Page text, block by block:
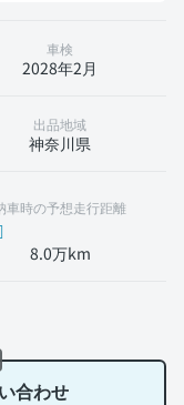
車検
2028年2月
出品地域
神奈川県
車時の予想走行距離
8.0万km
合わせ